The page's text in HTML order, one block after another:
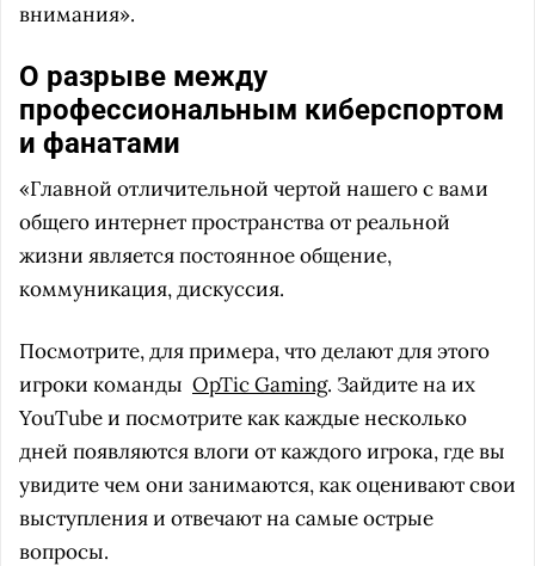
внимания».
О разрыве между
профессиональным киберспортом
и фанатами
«Главной отличительной чертой нашего с вами
общего интернет пространства от реальной
жизни является постоянное общение,
коммуникация, дискуссия.
Посмотрите, для примера, что делают для этого
игроки команды OpTic Gaming. Зайдите на их
YouTube и посмотрите как каждые несколько
дней появляются влоги от каждого игрока, где вы
увидите чем они занимаются, как оценивают свои
выступления и отвечают на самые острые
вопросы.